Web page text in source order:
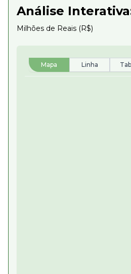
Análise
Milhões de Reais (R$)
Mapa Linha